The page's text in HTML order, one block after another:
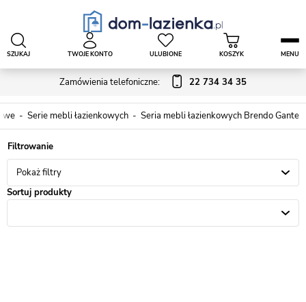
Zamówienia telefoniczne: 22 734 34 35
SZUKAJ TWOJE KONTO ULUBIONE KOSZYK MENU
Serie mebli łazienkowych Seria mebli łazienkowych Brendo Gante
Pokaż filtry
Sortuj produkty